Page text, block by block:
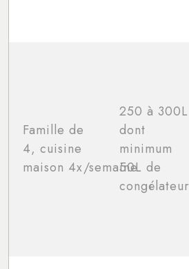
Famille de
4, cuisine
maison 4x/semaine
250 à 300L
dont
minimum
50L de
congélateur